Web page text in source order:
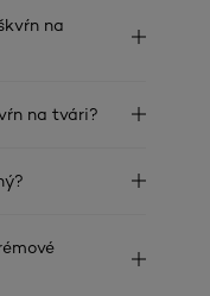
na
na tvári?